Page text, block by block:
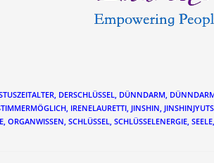
, DERSCHLÜSSEL, DÜNNDARM,
, IRENELAURETTI, JINSHIN,
, ORGANWISSEN, SCHLÜSSEL, SCHLÜSSELENERGIE, SEELE,